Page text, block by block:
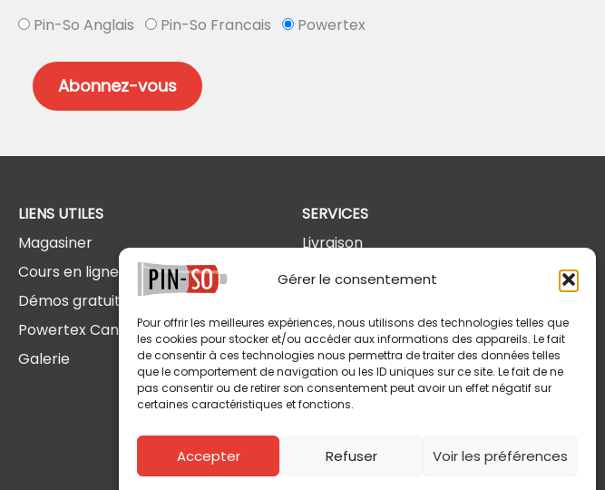
Gérer le consentement
Pour offrir les meilleures expériences, nous utilisons des technologies telles que
les cookies pour stocker et/ou accéder aux informations des appareils. Le fait
de consentir à ces technologies nous permettra de traiter des données telles
que le comportement de navigation ou les ID uniques sur ce site. Le fait de ne
pas consentir ou de retirer son consentement peut avoir un effet négatif sur
certaines caractéristiques et fonctions.
Accepter Refuser Voir les préférences
Pin-So Anglais Pin-So Francais Powertex
LIENS UTILES
Magasiner
Cours en ligne
Démos gratuites
Powertex Canada
Galerie
SERVICES
Livraison
Retours et annulations
Modalités d'utilisation
Copyright © 2026 Pin-So inc. Tous droits réservés.